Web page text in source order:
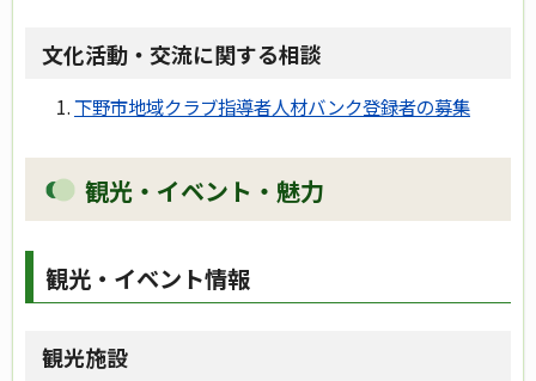
文化活動・交流に関する相談
下野市地域クラブ指導者人材バンク登録者の募集
観光・イベント・魅力
観光・イベント情報
観光施設